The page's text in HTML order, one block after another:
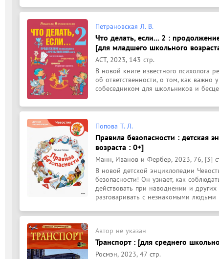
Петрановская Л. В.
Что делать, если... 2 :
[для младшего школьного
АСТ, 2023, 143 стр.
В новой книге известного психолога
об ответственности, о том, как важно
собеседником для школьников и
Попова Т. Л.
Правила безопасности : детская
возраста : 0+]
Манн, Иванов и Фербер, 2023, 76, [3]
В новой детской энциклопедии
безопасности! Он узнает, как
действовать при наводнении и
разговаривать с незнакомыми людьми
Автор не указан
Транспорт : [для среднего
Росмэн, 2023, 47 стр.